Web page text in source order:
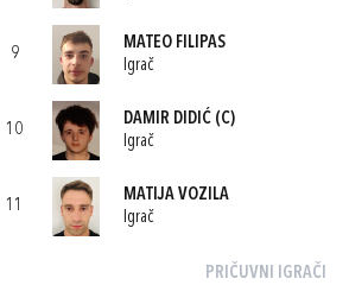
9
MATEO FILIPAS
Igrač
10
DAMIR DIDIĆ (C)
Igrač
11
MATIJA VOZILA
Igrač
PRIČUVNI IGRAČI